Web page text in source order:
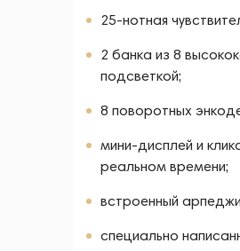
25-нотная
2 банка из 8
подсветкой;
8 поворотных
мини-дисплей и
реальном времени;
встроенный
специально